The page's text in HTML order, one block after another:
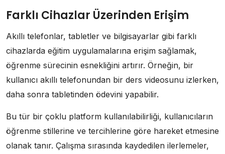
Farklı Cihazlar Üzerinden Erişim
Akıllı telefonlar, tabletler ve bilgisayarlar gibi farklı
cihazlarda eğitim uygulamalarına erişim sağlamak,
öğrenme sürecinin esnekliğini artırır. Örneğin, bir
kullanıcı akıllı telefonundan bir ders videosunu izlerken,
daha sonra tabletinden ödevini yapabilir.
Bu tür bir çoklu platform kullanılabilirliği, kullanıcıların
öğrenme stillerine ve tercihlerine göre hareket etmesine
olanak tanır. Çalışma sırasında kaydedilen ilerlemeler,